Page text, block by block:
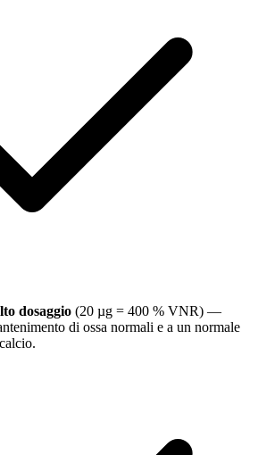
dosaggio (20 µg = 400 % VNR) —
di ossa normali e a un normale